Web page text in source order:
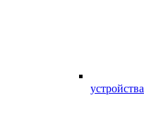
устройства